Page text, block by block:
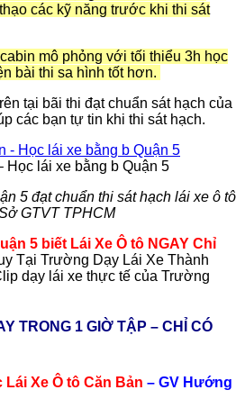
các kỹ năng trước khi thi sát
mô phỏng với tối thiểu 3h học
bài thi sa hình tốt hơn.
tại bãi thi đạt chuẩn sát hạch của
các bạn tự tin khi thi sát hạch.
Học lái xe bằng b Quận 5
5 đạt chuẩn thi sát hạch lái xe ô tô
GTVT TPHCM
5 biết Lái Xe Ô tô NGAY Chỉ
Tại Trường Dạy Lái Xe Thành
dạy lái xe thực tế của Trường
TRONG 1 GIỜ TẬP – CHỈ CÓ
Lái Xe Ô tô Căn Bản – GV Hướng